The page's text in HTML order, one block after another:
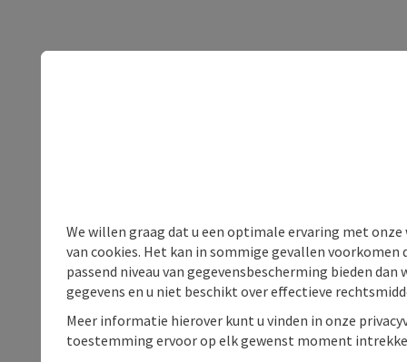
We willen graag dat u een optimale ervaring met
van cookies. Het kan in sommige gevallen voorkomen
passend niveau van gegevensbescherming bieden
gegevens en u niet beschikt over effectieve
Meer informatie hierover kunt u vinden in onze
toestemming ervoor op elk gewenst moment